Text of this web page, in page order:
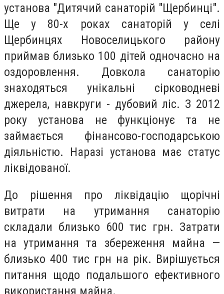
установа "Дитячий санаторій "Щербинці".
Ще у 80-х роках санаторій у селі
Щербинцях Новоселицького району
приймав близько 100 дітей одночасно на
оздоровлення. Довкола санаторію
знаходяться унікальні сірководневі
джерела, навкруги - дубовий ліс. З 2012
року установа не функціонує та не
займається фінансово-господарською
діяльністю. Наразі установа має статус
ліквідованої.
До рішення про ліквідацію щорічні
витрати на утримання санаторію
складали близько 600 тис грн. Затрати
на утримання та збереження майна —
близько 400 тис грн на рік. Вирішується
питання щодо подальшого ефективного
використання майна.